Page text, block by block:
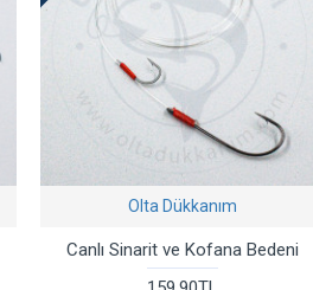
Olta Dükkanım
Canlı Sinarit ve Kofana Bedeni